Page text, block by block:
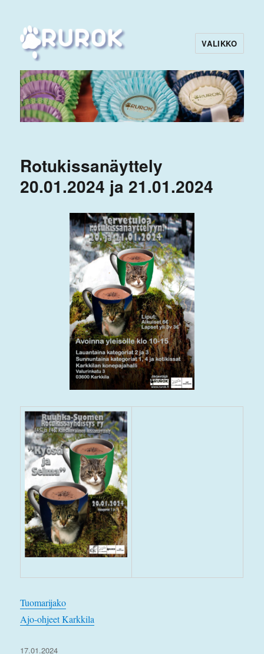
Rurok
VALIKKO
Rotukissanäyttely
20.01.2024 ja 21.01.2024
Tuomarijako
Ajo-ohjeet Karkkila
Julkaistu
17.01.2024